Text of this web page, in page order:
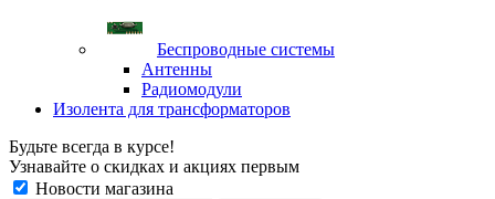
Беспроводные системы
Антенны
Радиомодули
Изолента для трансформаторов
Будьте всегда в курсе!
Узнавайте о скидках и акциях первым
Новости магазина